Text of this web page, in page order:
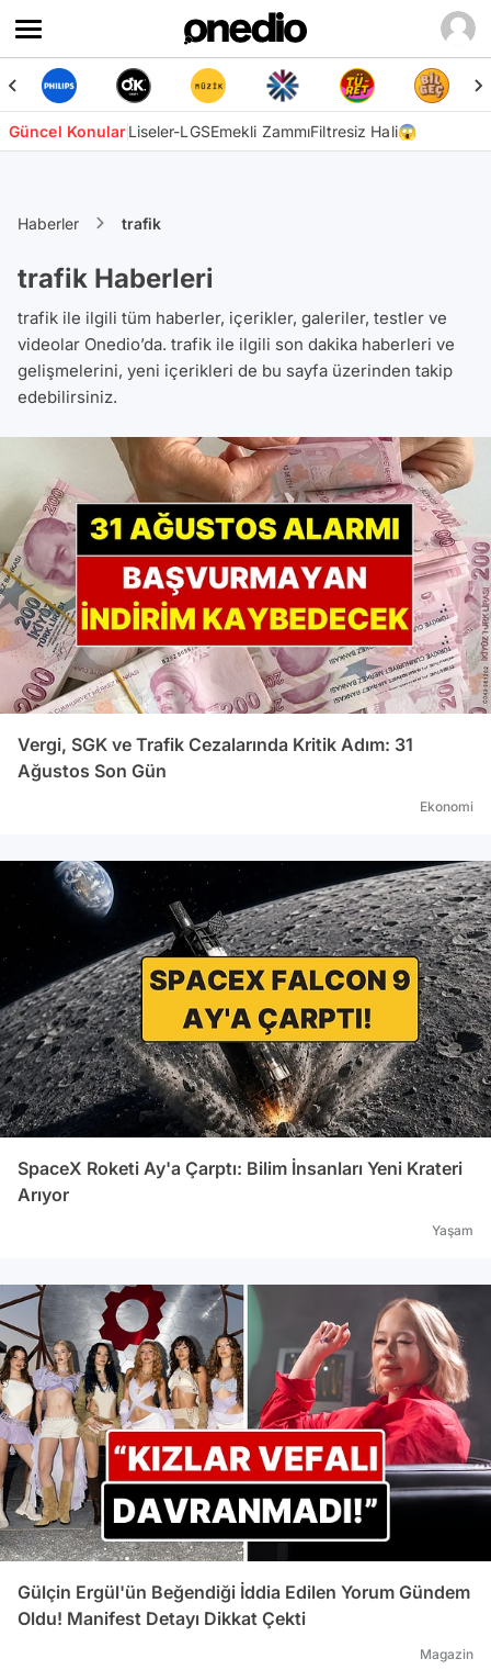
Güncel KonularLiseler-LGSEmekli ZammıFiltresiz Hali😱
Haberler trafik
trafik Haberleri
trafik ile ilgili tüm haberler, içerikler, galeriler, testler ve
videolar Onedio’da. trafik ile ilgili son dakika haberleri ve
gelişmelerini, yeni içerikleri de bu sayfa üzerinden takip
edebilirsiniz.
Vergi, SGK ve Trafik Cezalarında Kritik Adım: 31
Ağustos Son Gün
Ekonomi
SpaceX Roketi Ay'a Çarptı: Bilim İnsanları Yeni Krateri
Arıyor
Yaşam
Gülçin Ergül'ün Beğendiği İddia Edilen Yorum Gündem
Oldu! Manifest Detayı Dikkat Çekti
Magazin